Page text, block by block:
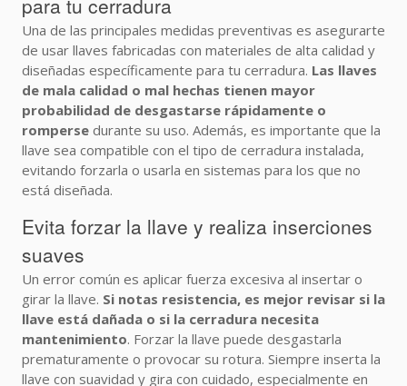
para tu cerradura
Una de las principales medidas preventivas es asegurarte
de usar llaves fabricadas con materiales de alta calidad y
diseñadas específicamente para tu cerradura. Las llaves
de mala calidad o mal hechas tienen mayor
probabilidad de desgastarse rápidamente o
romperse durante su uso. Además, es importante que la
llave sea compatible con el tipo de cerradura instalada,
evitando forzarla o usarla en sistemas para los que no
está diseñada.
Evita forzar la llave y realiza inserciones
suaves
Un error común es aplicar fuerza excesiva al insertar o
girar la llave. Si notas resistencia, es mejor revisar si la
llave está dañada o si la cerradura necesita
mantenimiento. Forzar la llave puede desgastarla
prematuramente o provocar su rotura. Siempre inserta la
llave con suavidad y gira con cuidado, especialmente en